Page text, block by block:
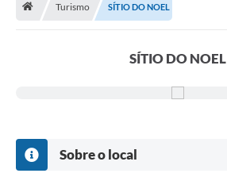
Publicações
Ouvidoria
SIC
Turismo SÍTIO DO NOEL
SÍTIO DO NOEL
Sobre o local